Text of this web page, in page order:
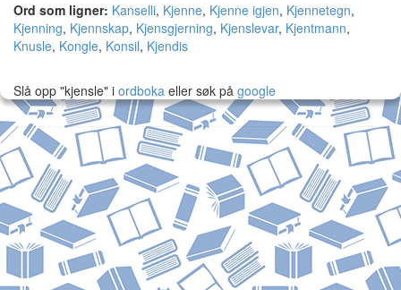
Ord som ligner: Kanselli, Kjenne, Kjenne igjen, Kjennetegn,
Kjenning, Kjennskap, Kjensgjerning, Kjenslevar, Kjentmann,
Knusle, Kongle, Konsil, Kjendis
Slå opp "kjensle" i ordboka eller søk på google